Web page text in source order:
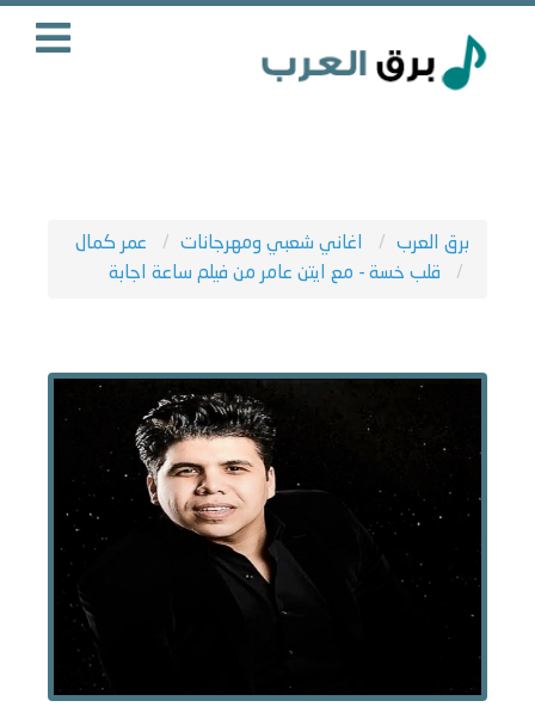
برق العرب اغاني شعبي ومهرجانات
عمر كمال
قلب خسة - مع ايتن عامر من فيلم ساعة اجابة